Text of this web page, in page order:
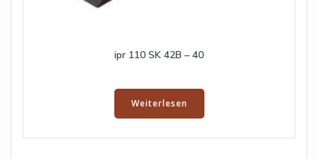
ipr 110 SK 42B – 40
Weiterlesen